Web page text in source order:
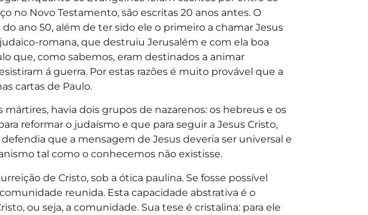
no Novo Testamento, são escritas 20 anos antes. O
ano 50, além de ter sido ele o primeiro a chamar Jesus
romana, que destruiu Jerusalém e com ela boa
que, como sabemos, eram destinados a animar
á guerra. Por estas razões é muito provável que a
cartas de Paulo.
havia dois grupos de nazarenos: os hebreus e os
reformar o judaísmo e que para seguir a Jesus Cristo,
que a mensagem de Jesus deveria ser universal e
tal como o conhecemos não existisse.
de Cristo, sob a ótica paulina. Se fosse possível
reunida. Esta capacidade abstrativa é o
ou seja, a comunidade. Sua tese é cristalina: para ele